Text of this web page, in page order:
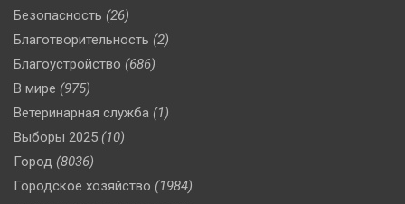
Безопасность (26)
Благотворительность (2)
Благоустройство (686)
В мире (975)
Ветеринарная служба (1)
Выборы 2025 (10)
Город (8036)
Городское хозяйство (1984)